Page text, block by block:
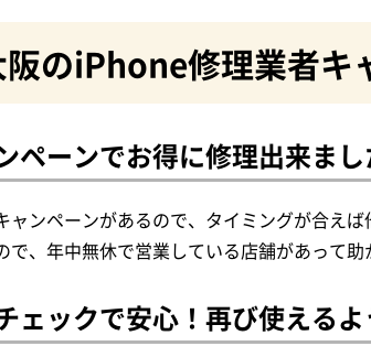
のiPhone修理業者キ
ペーンでお得に修理出来まし
ャンペーンがあるので、タイミングが合え
で、年中無休で営業している店舗があって助
ェックで安心！再び使える